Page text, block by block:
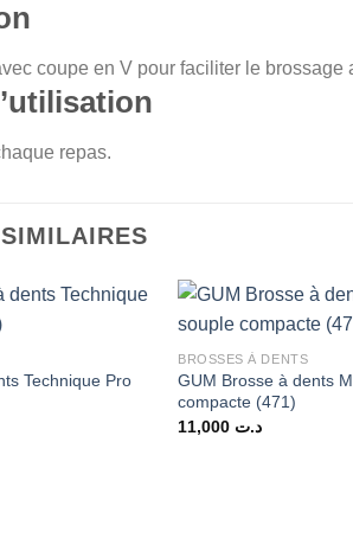
coupe en V pour faciliter le
repas.
Technique Pro
BROSSES À DENTS
GUM Brosse à dents
compacte (471)
د.ت